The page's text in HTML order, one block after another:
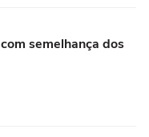
semelhança dos